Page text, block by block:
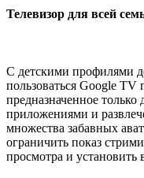
Телевизор для всей
С детскими профилями
пользоваться Google TV
предназначенное
приложениями и
множества забавных
ограничить показ
просмотра и установить